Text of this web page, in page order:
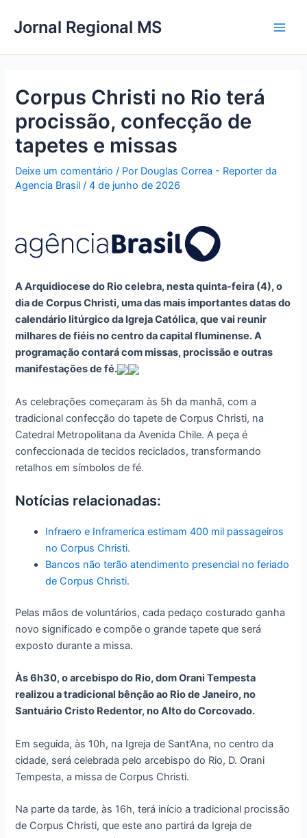
para
conteúdo
Jornal Regional MS
Corpus Christi no Rio terá
procissão, confecção de
tapetes e missas
Deixe um comentário / Por Douglas Correa - Reporter da
Agencia Brasil/4 de junho de 2026
A Arquidiocese do Rio celebra, nesta quinta-feira (4), o
dia de Corpus Christi, uma das mais importantes datas do
calendário litúrgico da Igreja Católica, que vai reunir
milhares de fiéis no centro da capital fluminense. A
programação contará com missas, procissão e outras
manifestações de fé.
As celebrações começaram às 5h da manhã, com a
tradicional confecção do tapete de Corpus Christi, na
Catedral Metropolitana da Avenida Chile. A peça é
confeccionada de tecidos reciclados, transformando
retalhos em símbolos de fé.
Notícias relacionadas:
Infraero e Inframerica estimam 400 mil passageiros
no Corpus Christi.
Bancos não terão atendimento presencial no feriado
de Corpus Christi.
Pelas mãos de voluntários, cada pedaço costurado ganha
novo significado e compõe o grande tapete que será
exposto durante a missa.
Às 6h30, o arcebispo do Rio, dom Orani Tempesta
realizou a tradicional bênção ao Rio de Janeiro, no
Santuário Cristo Redentor, no Alto do Corcovado.
Em seguida, às 10h, na Igreja de Sant’Ana, no centro da
cidade, será celebrada pelo arcebispo do Rio, D. Orani
Tempesta, a missa de Corpus Christi.
Na parte da tarde, às 16h, terá início a tradicional procissão
de Corpus Christi, que este ano partirá da Igreja de